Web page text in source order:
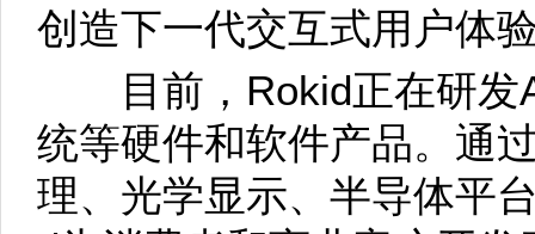
创造下一代交互式用户体
目前，Rokid正在研发
统等硬件和软件产品。通
理、光学显示、半导体平